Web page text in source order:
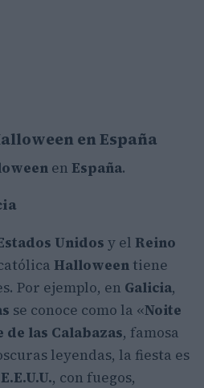
en España
en España.
Unidos y el Reino
Halloween tiene
Por ejemplo, en Galicia,
se conoce como la «Noite
de las Calabazas, famosa
leyendas, la fiesta es
E.E.U.U., con fuegos,